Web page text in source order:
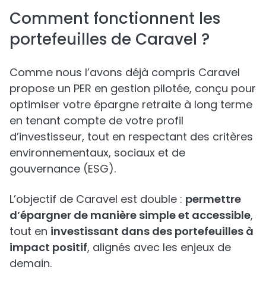
Comment fonctionnent les
portefeuilles de Caravel ?
Comme nous l’avons déjà compris Caravel
propose un PER en gestion pilotée, conçu pour
optimiser votre épargne retraite à long terme
en tenant compte de votre profil
d’investisseur, tout en respectant des critères
environnementaux, sociaux et de
gouvernance (ESG).
L’objectif de Caravel est double : permettre
d’épargner de manière simple et accessible,
tout en investissant dans des portefeuilles à
impact positif, alignés avec les enjeux de
demain.